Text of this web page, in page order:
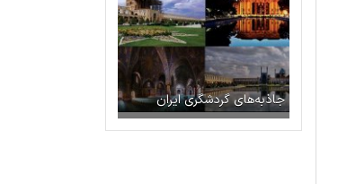
جاذبه‌های گردشگری ایران